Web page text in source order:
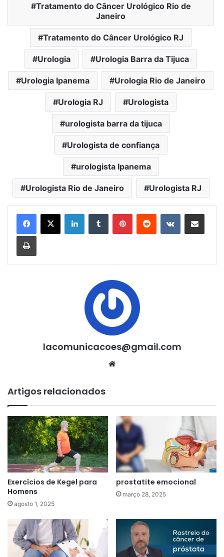
Tratamento do Câncer Urológico Rio de
Janeiro
Tratamento do Câncer Urológico RJ
Urologia Urologia Barra da Tijuca
Urologia Ipanema Urologia Rio de Janeiro
Urologia RJ Urologista
urologista barra da tijuca
Urologista de confiança
urologista Ipanema
Urologista Rio de Janeiro Urologista RJ
LinkedinTumblr PinterestReddit VK Compartilhar via e-mail
Imprimir
lacomunicacoes@gmail.com
Artigos relacionados
Exercícios de Kegel para
Homens
agosto 1, 2025
prostatite emocional
março 28, 2025